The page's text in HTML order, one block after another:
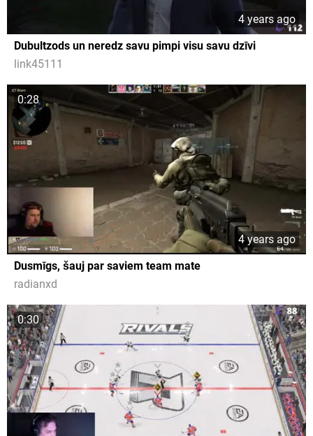
4 years ago
Dubultzods un neredz savu pimpi visu savu dzīvi
link45111
0:28
4 years ago
Dusmīgs, šauj par saviem team mate
radianxd
0:30